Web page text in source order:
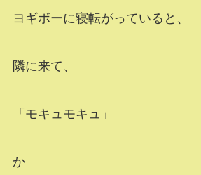
ヨギボーに寝転がっていると、
隣に来て、
「モキュモキュ」
か